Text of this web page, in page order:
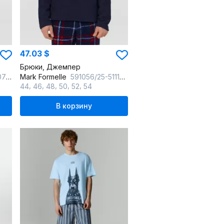
47.03 $
Брюки, Джемпер
Mark Formelle 591056/25-5111ПП-15 т.синий_красная_клетка_на_т.синем
44 46 48 50 52 54
В корзину